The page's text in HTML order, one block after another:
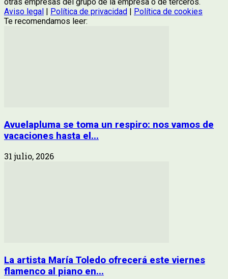
Aviso legal | Política de privacidad | Política de cookies
Te recomendamos leer:
Avuelapluma se toma un respiro: nos vamos de
vacaciones hasta el...
31 julio, 2026
La artista María Toledo ofrecerá este viernes
flamenco al piano en...